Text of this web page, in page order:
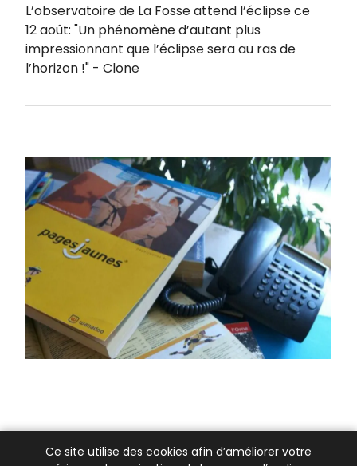
L’observatoire de La Fosse attend l’éclipse ce
12 août: "Un phénomène d’autant plus
impressionnant que l’éclipse sera au ras de
l’horizon !" - Clone
Ce site utilise des cookies afin d’améliorer votre